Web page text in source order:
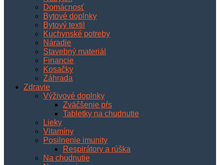
Domácnosť
Bytové doplnky
Bytový textil
Kuchynské potreby
Náradie
Stavebný materiál
Financie
Kosačky
Záhrada
Zdravie
Výživové doplnky
Zväčšenie pŕs
Tabletky na chudnutie
Lieky
Vitamíny
Posilnenie imunity
Respirátory a rúška
Na chudnutie